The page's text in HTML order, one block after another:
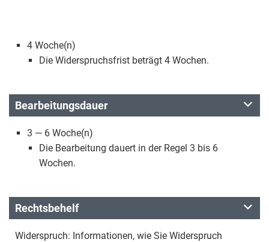
4 Woche(n)
Die Widerspruchsfrist beträgt 4 Wochen.
Bearbeitungsdauer
3 — 6 Woche(n)
Die Bearbeitung dauert in der Regel 3 bis 6
Wochen.
Rechtsbehelf
Widerspruch: Informationen, wie Sie Widerspruch